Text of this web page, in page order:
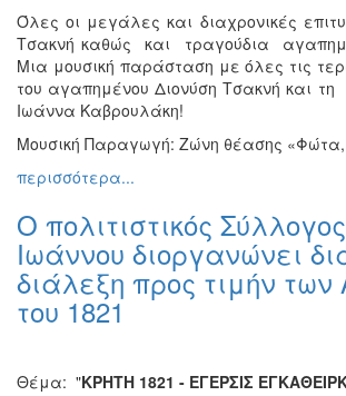
για
Παιδιά
Άλλες
Εκδηλώσεις
ΤΟΠΟΣ
ΜΑΣ
ΔΗΜΟΣ
Όλες οι μεγάλες και διαχρονικές
Τσακνή καθώς και τραγούδια
Μια μουσική παράσταση με όλες τις
του αγαπημένου Διονύση Τσακνή και
Ιωάννα Καβρουλάκη!
Μουσική Παραγωγή: Ζώνη θέασης
περισσότερα...
Ο πολιτιστικός
Ιωάννου διοργανώνει
διάλεξη προς τιμήν
του 1821
Θέμα: "ΚΡΗΤΗ 1821 - ΕΓΕΡΣΙΣ